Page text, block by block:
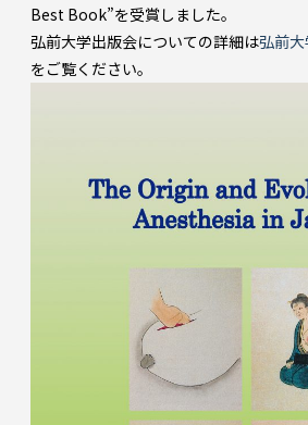
Best Book”を受賞しました。
弘前大学出版会についての詳細は弘前
をご覧ください。